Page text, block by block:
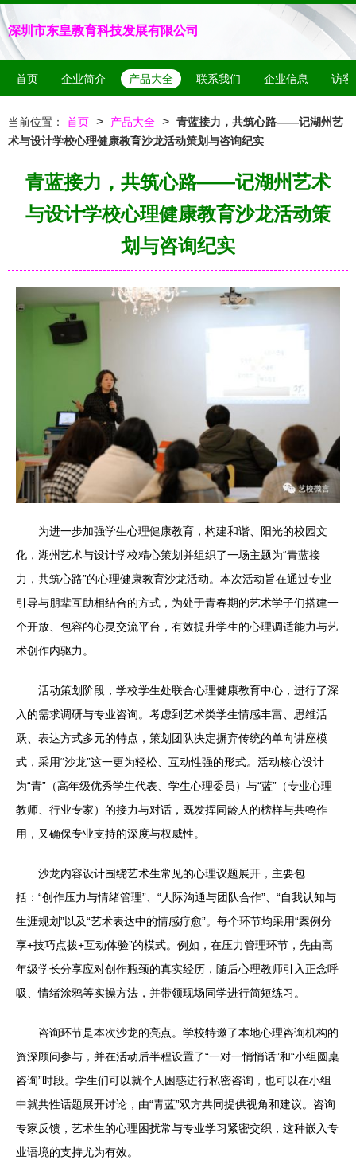
深圳市东皇教育科技发展有限公司
首页 企业简介 产品大全 联系我们 企业信息 访客
当前位置： 首页 > 产品大全 > 青蓝接力，共筑心路——记湖州艺
术与设计学校心理健康教育沙龙活动策划与咨询纪实
青蓝接力，共筑心路——记湖州艺术
与设计学校心理健康教育沙龙活动策
划与咨询纪实
为进一步加强学生心理健康教育，构建和谐、阳光的校园文
化，湖州艺术与设计学校精心策划并组织了一场主题为“青蓝接
力，共筑心路”的心理健康教育沙龙活动。本次活动旨在通过专业
引导与朋辈互助相结合的方式，为处于青春期的艺术学子们搭建一
个开放、包容的心灵交流平台，有效提升学生的心理调适能力与艺
术创作内驱力。
活动策划阶段，学校学生处联合心理健康教育中心，进行了深
入的需求调研与专业咨询。考虑到艺术类学生情感丰富、思维活
跃、表达方式多元的特点，策划团队决定摒弃传统的单向讲座模
式，采用“沙龙”这一更为轻松、互动性强的形式。活动核心设计
为“青”（高年级优秀学生代表、学生心理委员）与“蓝”（专业心理
教师、行业专家）的接力与对话，既发挥同龄人的榜样与共鸣作
用，又确保专业支持的深度与权威性。
沙龙内容设计围绕艺术生常见的心理议题展开，主要包
括：“创作压力与情绪管理”、“人际沟通与团队合作”、“自我认知与
生涯规划”以及“艺术表达中的情感疗愈”。每个环节均采用“案例分
享+技巧点拨+互动体验”的模式。例如，在压力管理环节，先由高
年级学长分享应对创作瓶颈的真实经历，随后心理教师引入正念呼
吸、情绪涂鸦等实操方法，并带领现场同学进行简短练习。
咨询环节是本次沙龙的亮点。学校特邀了本地心理咨询机构的
资深顾问参与，并在活动后半程设置了“一对一悄悄话”和“小组圆桌
咨询”时段。学生们可以就个人困惑进行私密咨询，也可以在小组
中就共性话题展开讨论，由“青蓝”双方共同提供视角和建议。咨询
专家反馈，艺术生的心理困扰常与专业学习紧密交织，这种嵌入专
业语境的支持尤为有效。